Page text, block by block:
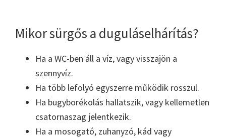
Mikor sürgős a duguláselhárítás?
Ha a WC-ben áll a víz, vagy visszajön a
szennyvíz.
Ha több lefolyó egyszerre működik rosszul.
Ha bugyborékolás hallatszik, vagy kellemetlen
csatornaszag jelentkezik.
Ha a mosogató, zuhanyzó, kád vagy